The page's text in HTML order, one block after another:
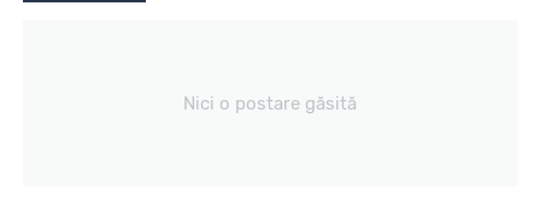
Nici o postare găsită